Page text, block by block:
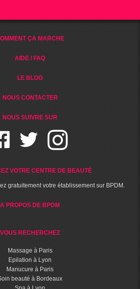
ÇA MARCHE
AIDE / FAQ
LE BLOG
NOUS CONTACTER
NOUS SUIVRE SUR
VOTRE CENTRE DE BEAUTÉ
gratuitement votre établissement sur BPDM.
A PROPOS DE BPDM
VOUS RECHERCHEZ
Massage à Paris
Epilation à Lyon
Manucure à Paris
beauté à Bordeaux